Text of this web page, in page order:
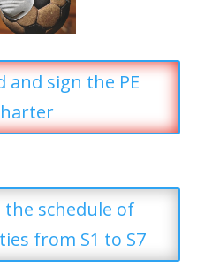
and sign the PE
the schedule of
from S1 to S7